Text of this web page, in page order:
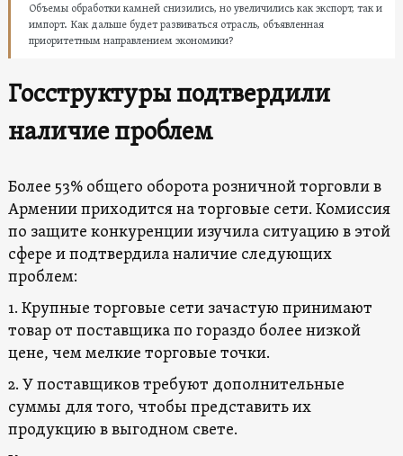
Объемы обработки камней снизились, но увеличились как экспорт, так и
импорт. Как дальше будет развиваться отрасль, объявленная
приоритетным направлением экономики?
Госструктуры подтвердили
наличие проблем
Более 53% общего оборота розничной торговли в
Армении приходится на торговые сети. Комиссия
по защите конкуренции изучила ситуацию в этой
сфере и подтвердила наличие следующих
проблем:
1. Крупные торговые сети зачастую принимают
товар от поставщика по гораздо более низкой
цене, чем мелкие торговые точки.
2. У поставщиков требуют дополнительные
суммы для того, чтобы представить их
продукцию в выгодном свете.